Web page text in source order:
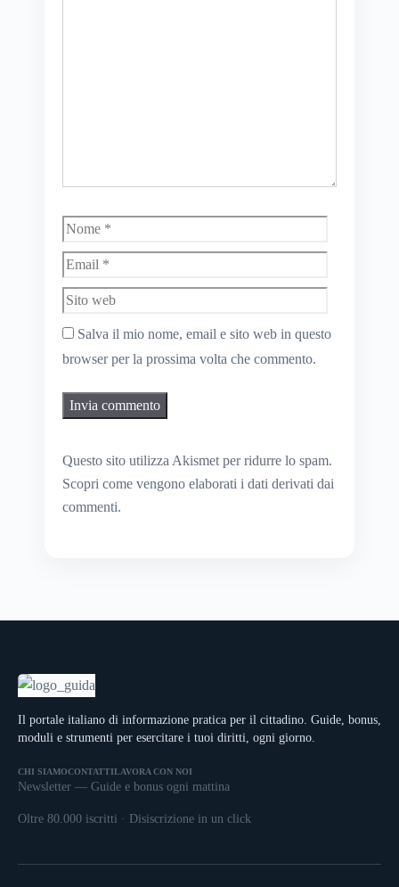
Nome
web
Salva il mio nome, email e sito web in questo
browser per la prossima volta che commento.
Questo sito utilizza Akismet per ridurre lo spam.
Scopri come vengono elaborati i dati derivati dai
commenti.
Il portale italiano di informazione pratica per il cittadino. Guide, bonus,
moduli e strumenti per esercitare i tuoi diritti, ogni giorno.
CHI SIAMOCONTATTI LAVORA CON NOI
Newsletter — Guide e bonus ogni mattina
Oltre 80.000 iscritti · Disiscrizione in un click